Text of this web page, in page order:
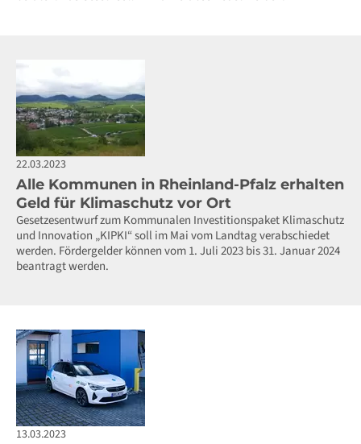
22.03.2023
Alle Kommunen in Rheinland-Pfalz erhalten
Geld für Klimaschutz vor Ort
Gesetzesentwurf zum Kommunalen Investitionspaket Klimaschutz
und Innovation „KIPKI“ soll im Mai vom Landtag verabschiedet
werden. Fördergelder können vom 1. Juli 2023 bis 31. Januar 2024
beantragt werden.
13.03.2023